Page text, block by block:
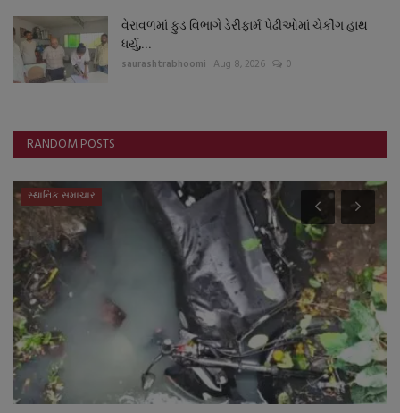
વેરાવળમાં ફુડ વિભાગે ડેરીફાર્મ પેઢીઓમાં ચેકીંગ હાથ
ધર્યુ,...
saurashtrabhoomi Aug 8, 2026 0
RANDOM POSTS
સ્થાનિક સમાચાર